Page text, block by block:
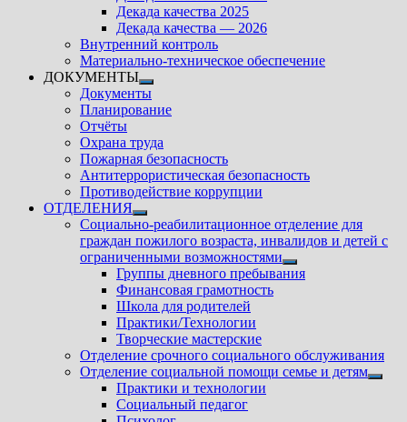
подменю
Декада качества 2025
Декада качества — 2026
Внутренний контроль
Материально-техническое обеспечение
ДОКУМЕНТЫ
Показать
подменю
Документы
Планирование
Отчёты
Охрана труда
Пожарная безопасность
Антитеррористическая безопасность
Противодействие коррупции
ОТДЕЛЕНИЯ
Показать
подменю
Социально-реабилитационное отделение для
граждан пожилого возраста, инвалидов и детей с
ограниченными возможностями
Показать
подменю
Группы дневного пребывания
Финансовая грамотность
Школа для родителей
Практики/Технологии
Творческие мастерские
Отделение срочного социального обслуживания
Отделение социальной помощи семье и детям
Практики и технологии
Социальный педагог